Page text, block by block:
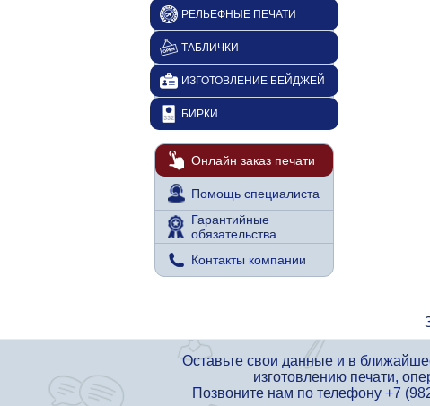
РЕЛЬЕФНЫЕ ПЕЧАТИ
ТАБЛИЧКИ
ИЗГОТОВЛЕНИЕ БЕЙДЖЕЙ
БИРКИ
Онлайн заказ печати
Помощь специалиста
Гарантийные
обязательства
Контакты компании
Оставьте свои данные и в
изготовлению печати,
Позвоните нам по телефону +7